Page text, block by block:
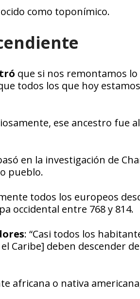
como toponímico.
que si nos remontamos lo
todos los que hoy
ese ancestro fue
en la investigación de
pueblo.
todos los europeos
occidental entre 768 y 814.
: “Casi todos los
Caribe] deben descender
africana o nativa